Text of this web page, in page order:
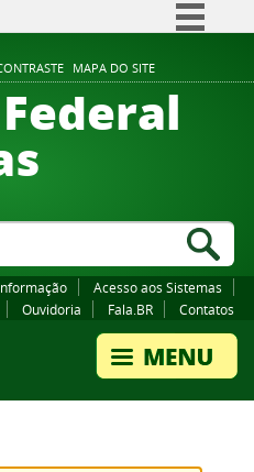
MAPA DO SITE
Comunica BR
Participe
Canais
Acesso aos Sistemas
Ouvidoria Fala.BR Contatos